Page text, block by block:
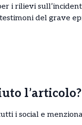
i rilievi
del grave
l’articolo?
i social e